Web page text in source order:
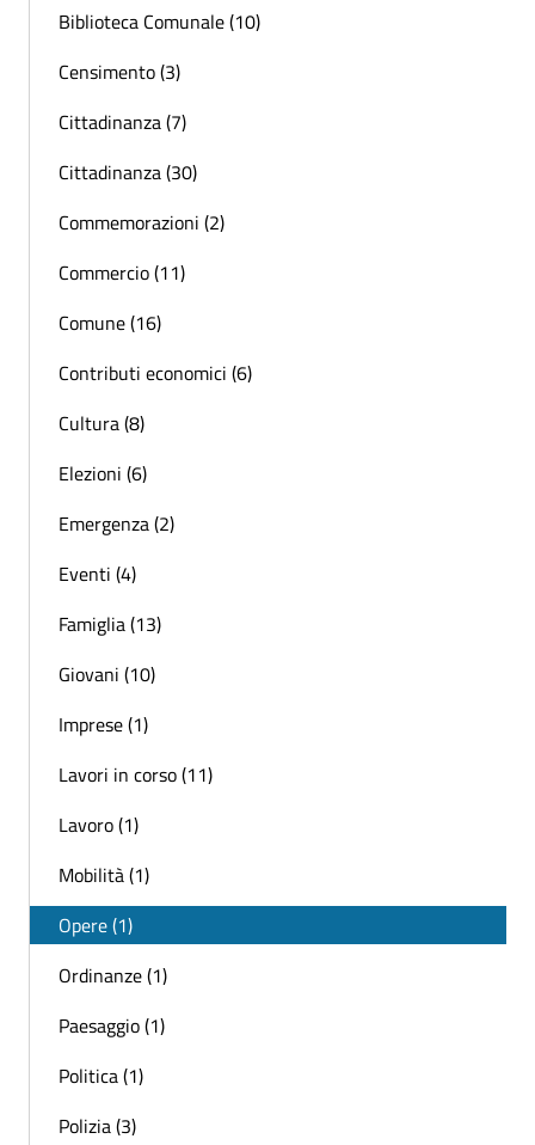
Biblioteca Comunale (10)
Censimento (3)
Cittadinanza (7)
Cittadinanza (30)
Commemorazioni (2)
Commercio (11)
Comune (16)
Contributi economici (6)
Cultura (8)
Elezioni (6)
Emergenza (2)
Eventi (4)
Famiglia (13)
Giovani (10)
Imprese (1)
Lavori in corso (11)
Lavoro (1)
Mobilità (1)
Opere (1)
Ordinanze (1)
Paesaggio (1)
Politica (1)
Polizia (3)